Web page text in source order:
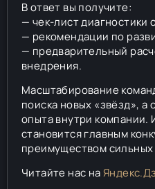
В ответ вы получите:
— чек-лист диагностики
— рекомендации по
— предварительный
внедрения.
Масштабирование
поиска новых «звёзд», а
опыта внутри компании.
становится главным
преимуществом
Читайте нас на